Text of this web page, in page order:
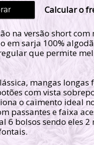
Calcular o
na versão short
em sarja 100%
que permite
mangas longas
com vista
o caimento ideal
passantes e faixa
6 bolsos sendo eles 2